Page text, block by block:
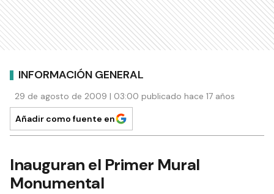
INFORMACIÓN GENERAL
29 de agosto de 2009 | 03:00 publicado hace 17 años
Añadir como fuente en
Inauguran el Primer Mural
Monumental